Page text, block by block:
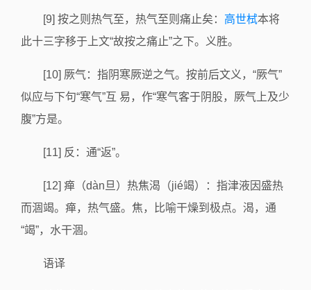
[9] 按之则热气至，热气至则痛止矣： 高世栻本将
此十三字移于上文“故按之痛止”之下。义胜。
[10] 厥气：指阴寒厥逆之气。按前后文义，“厥气”
似应与下句“寒气”互 易，作“寒气客于阴股，厥气上及少
腹”方是。
[11] 反：通“返”。
[12] 瘅（dàn旦）热焦渴（jié竭）：指津液因盛热
而涸竭。瘅，热气盛。焦，比喻干燥到极点。渴，通
“竭”，水干涸。
语译